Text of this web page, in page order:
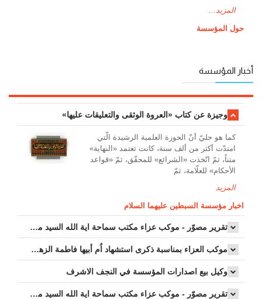
المزيد...
حول المؤسسة
أخبار المؤسسة
وجیزة عن کتاب «العروة الوثقی والتعلیقات علیها»
کما هو جليّ أنّ الحوزة العلمیة الرشیدة الّتي
امتدّت أكثر من ألف سنة، كانت تعتمد «النهاية»
متناً، ثمّ اتّخذت «الشرائع» للمحقّق، ثمّ «قواعد
الأحكام» للعلّامة، ثمّ
المزيد
اخبار مؤسسة السبطين عليهما السلام
تقرير مصوّر - موكب عزاء مکتب سماحة اية الله السيد مرتضى الموسوي الاصفهاني في يوم إستشهاد السيدة فاطم...
موكب العزاء بمناسبة ذكرى استشهاد اُم أبيها فاطمة الزهراء سلام الله عليها...
وکیل بيع اصدارات المؤسسة في النجف الاشرف
تقرير مصوّر - موكب عزاء مکتب سماحة اية الله السيد مرتضى الموسوي الاصفهاني في يوم إستشهاد السيدة فاطم...